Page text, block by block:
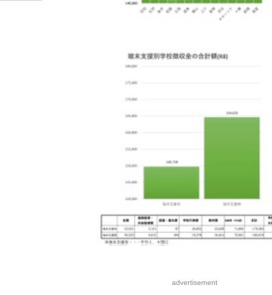
advertisement